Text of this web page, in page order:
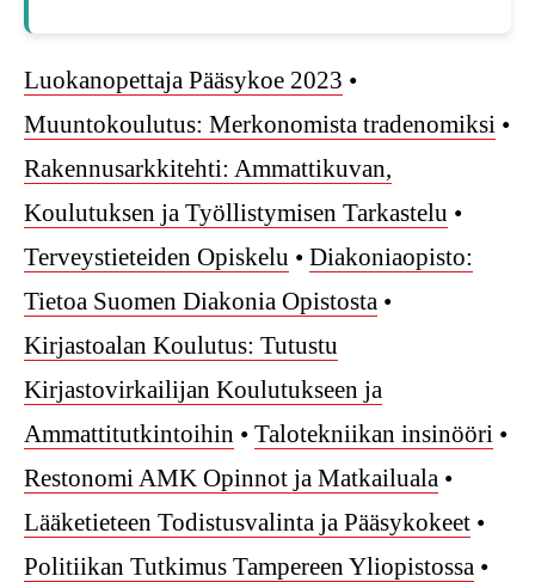
Luokanopettaja Pääsykoe 2023 •
Muuntokoulutus: Merkonomista tradenomiksi •
Rakennusarkkitehti: Ammattikuvan,
Koulutuksen ja Työllistymisen Tarkastelu •
Terveystieteiden Opiskelu • Diakoniaopisto:
Tietoa Suomen Diakonia Opistosta •
Kirjastoalan Koulutus: Tutustu
Kirjastovirkailijan Koulutukseen ja
Ammattitutkintoihin • Talotekniikan insinööri •
Restonomi AMK Opinnot ja Matkailuala •
Lääketieteen Todistusvalinta ja Pääsykokeet •
Politiikan Tutkimus Tampereen Yliopistossa •